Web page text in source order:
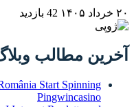
۲۰ خرداد ۱۴۰۵ 42 بازدید
آخرین مطالب
Start Spinning
Pingwincasino